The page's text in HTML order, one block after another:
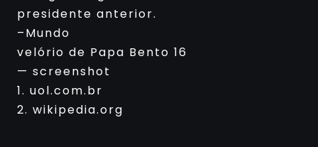
presidente anterior.
–Mundo
velório de Papa Bento 16
— screenshot
1. uol.com.br
2. wikipedia.org